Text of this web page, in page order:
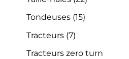
Tondeuses (15)
Tracteurs (7)
Tracteurs zero turn